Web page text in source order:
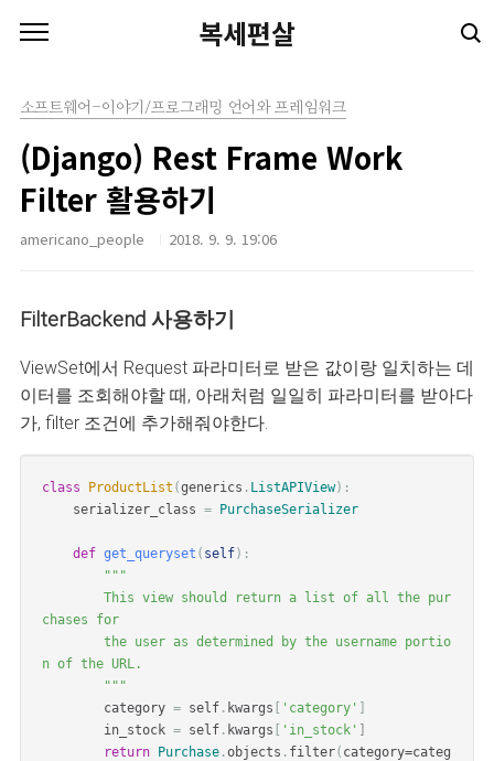
복세편살
소프트웨어-이야기/프로그래밍 언어와 프레임워크
(Django) Rest Frame Work
Filter 활용하기
americano_people 2018. 9. 9. 19:06
FilterBackend 사용하기
ViewSet에서 Request 파라미터로 받은 값이랑 일치하는 데
이터를 조회해야할 때, 아래처럼 일일히 파라미터를 받아다
가, filter 조건에 추가해줘야한다.
class ProductList (generics . ListAPIView) :
    serializer_class
= PurchaseSerializer
def get_queryset ( self) :
"""
chases for
n of the URL.
        """
        category
= self . kwargs 'category'
in_stock = self . kwargs 'in_stock'
return
Purchase .objects . filter( category=categ